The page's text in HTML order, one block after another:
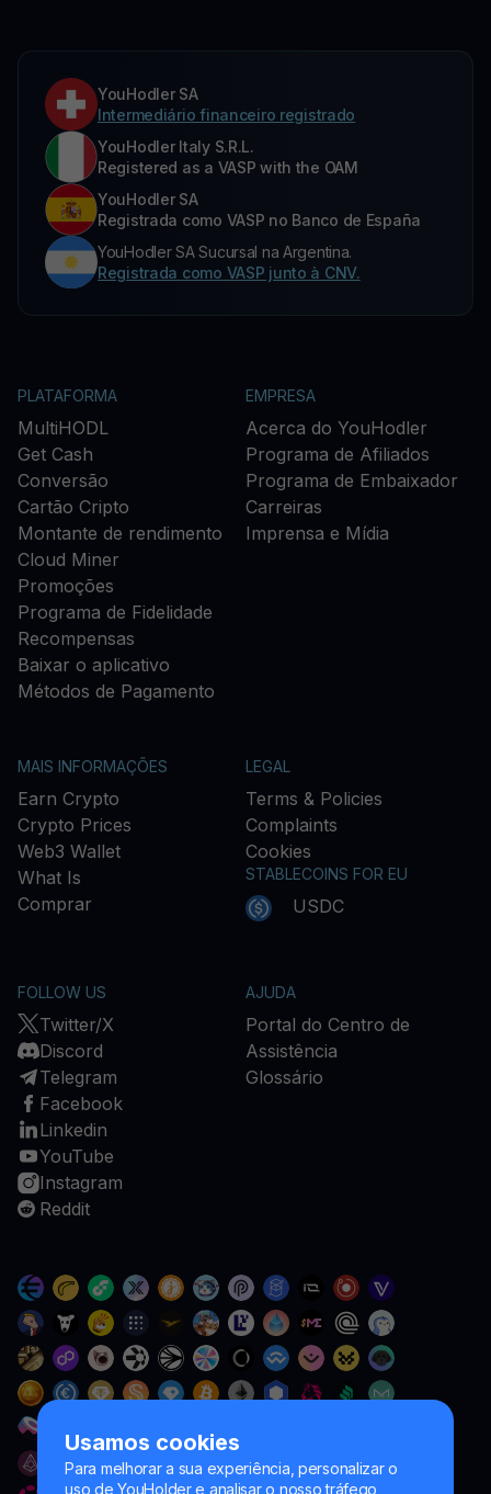
Usamos cookies
Para melhorar a sua experiência, personalizar o
uso de YouHolder e analisar o nosso tráfego,
YouHodler SA
Intermediário financeiro registrado
YouHodler Italy S.R.L.
Registered as a VASP with the OAM
YouHodler SA
Registrada como VASP no Banco de España
YouHodler SA Sucursal na Argentina.
Registrada como VASP junto à CNV.
PLATAFORMA
MultiHODL
Get Cash
Conversão
Cartão Cripto
Montante de rendimento
Cloud Miner
Promoções
Programa de Fidelidade
Recompensas
Baixar o aplicativo
Métodos de Pagamento
EMPRESA
Acerca do YouHodler
Programa de Afiliados
Programa de Embaixador
Carreiras
Imprensa e Mídia
MAIS INFORMAÇÕES
Earn Crypto
Crypto Prices
Web3 Wallet
What Is
Comprar
LEGAL
Terms & Policies
Complaints
Cookies
STABLECOINS FOR EU
USDC
FOLLOW US
Twitter/X
Discord
Telegram
Facebook
Linkedin
YouTube
Instagram
Reddit
AJUDA
Portal do Centro de
Assistência
Glossário